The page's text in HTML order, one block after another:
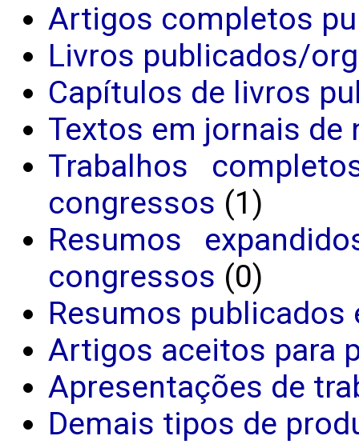
Artigos completos
Livros publicados/
Capítulos de livros
Textos em jornais
Trabalhos
congressos (1)
Resumos
congressos (0)
Resumos
Artigos aceitos para
Apresentações de
Demais tipos de